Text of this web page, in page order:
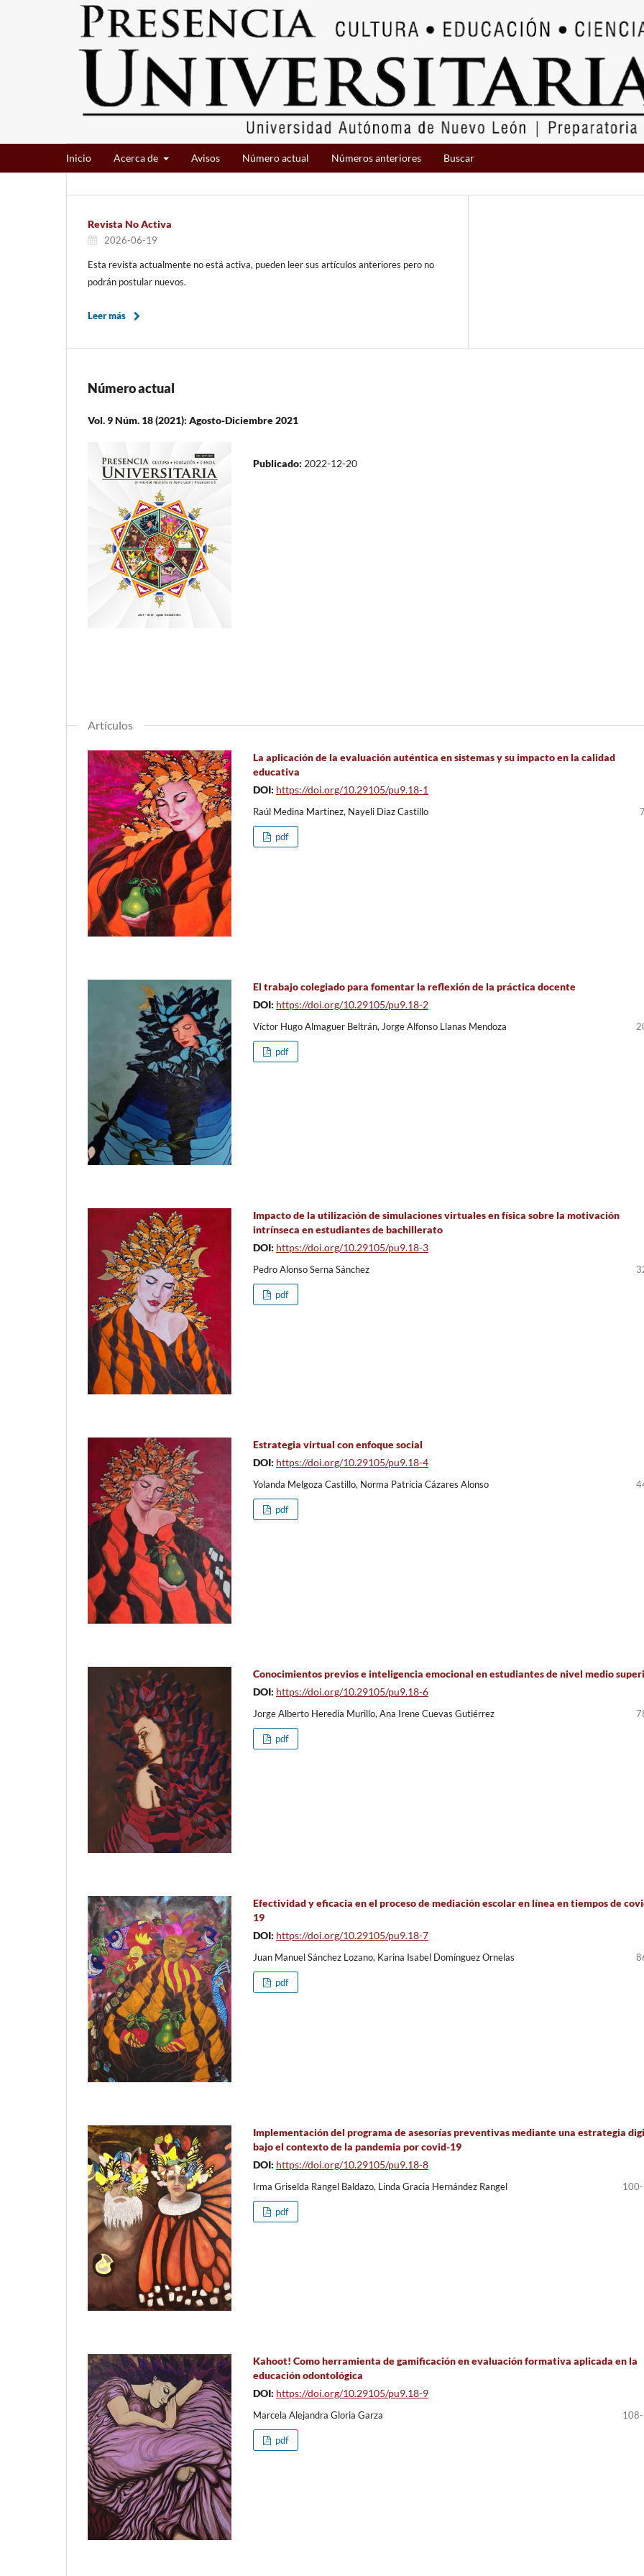
Inicio Acerca de Avisos Número actual Números anteriores Buscar
Revista No Activa
2026-06-19
Esta revista actualmente no está activa, pueden leer sus artículos anteriores pero no
podrán postular nuevos.
Leer más
Número actual
Vol. 9 Núm. 18 (2021): Agosto-Diciembre 2021
Publicado: 2022-12-20
Artículos
La aplicación de la evaluación auténtica en sistemas y su impacto en la calidad
educativa
DOI: https://doi.org/10.29105/pu9.18-1
Raúl Medina Martínez, Nayeli Diaz Castillo
pdf
El trabajo colegiado para fomentar la reflexión de la práctica docente
DOI: https://doi.org/10.29105/pu9.18-2
Víctor Hugo Almaguer Beltrán, Jorge Alfonso Llanas Mendoza
pdf
Impacto de la utilización de simulaciones virtuales en física sobre la motivación
intrínseca en estudiantes de bachillerato
DOI: https://doi.org/10.29105/pu9.18-3
Pedro Alonso Serna Sánchez
pdf
Estrategia virtual con enfoque social
DOI: https://doi.org/10.29105/pu9.18-4
Yolanda Melgoza Castillo, Norma Patricia Cázares Alonso
pdf
Conocimientos previos e inteligencia emocional en estudiantes de nivel medio
DOI: https://doi.org/10.29105/pu9.18-6
Jorge Alberto Heredia Murillo, Ana Irene Cuevas Gutiérrez
pdf
Efectividad y eficacia en el proceso de mediación escolar en línea en tiempos de
19
DOI: https://doi.org/10.29105/pu9.18-7
Juan Manuel Sánchez Lozano, Karina Isabel Domínguez Ornelas
pdf
Implementación del programa de asesorías preventivas mediante una estrategia
bajo el contexto de la pandemia por covid-19
DOI: https://doi.org/10.29105/pu9.18-8
Irma Griselda Rangel Baldazo, Linda Gracia Hernández Rangel
pdf
Kahoot! Como herramienta de gamificación en evaluación formativa aplicada en la
educación odontológica
DOI: https://doi.org/10.29105/pu9.18-9
Marcela Alejandra Gloria Garza
pdf